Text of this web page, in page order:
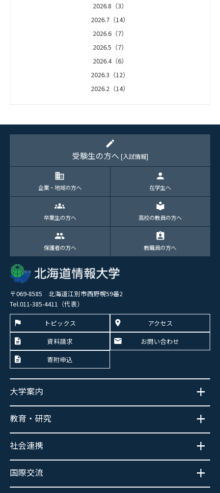
2026.8（3）
2026.7（14）
2026.6（7）
2026.5（7）
2026.4（6）
2026.3（12）
2026.2（14）
edit
受験生の方へ [入試情報]
domain
企業・地域の方へ
person
在学生へ
groups
卒業生の方へ
local_library
高校の教員の方へ
group
保護者の方へ
assignment_ind
教職員の方へ
〒069-8585 北海道江別市西野幌59番2
Tel.011-385-4411（代表）
トピックス
アクセス
資料請求
お問い合わせ
寄附申込
大学案内
教育・研究
社会連携
国際交流